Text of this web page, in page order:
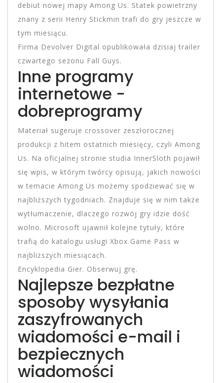
debiut nowej mapy Among Us. Statek powietrzny
znany z serii Henry Stickmin trafi do gry jeszcze w
tym miesiącu.
Firma Devolver Digital opublikowała dzisiaj trailer
czwartego sezonu Fall Guys.
Inne programy
internetowe -
dobreprogramy
Materiał sugeruje crossover zeszłorocznej
produkcji z hitem ostatnich miesięcy, czyli Among
Us. Na oficjalnej stronie studia InnerSloth pojawił
się wpis, w którym twórcy opisują, jakich nowości
w temacie Among Us możemy spodziewać się w
najbliższych tygodniach. Znajduje się w nim także
wytłumaczenie, dlaczego rozwój gry idzie dość
wolno. Microsoft ujawnił kolejne tytuły, które
trafią do katalogu usługi Xbox Game Pass w
najbliższych miesiącach.
Encyklopedia Gier. Obserwuj grę.
Najlepsze bezpłatne
sposoby wysyłania
zaszyfrowanych
wiadomości e-mail i
bezpiecznych
wiadomości